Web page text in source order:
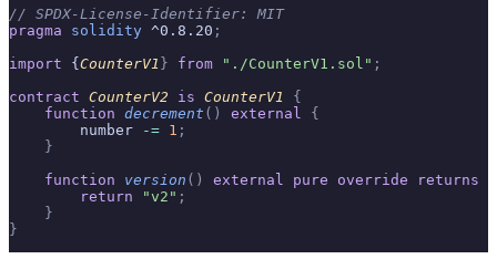
// SPDX-License-Identifier: MIT
pragma solidity ^0.8.20 ;
import { CounterV1 } from "./CounterV1.sol" ;
contract CounterV2 is CounterV1
{
    function
decrement () external {
        number
-= 1 ;
    }
    function
version () external pure override returns
        return
"v2" ;
    }
}